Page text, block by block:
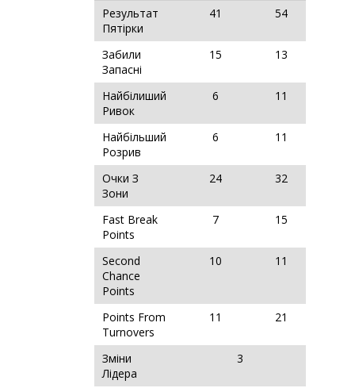
Результат
Пятірки
41 54
Забили
Запасні
15 13
Найбілиший
Ривок
6 11
Найбільший
Розрив
6 11
Очки З
Зони
24 32
Fast Break
Points
7 15
Second
Chance
Points
10 11
Points From
Turnovers
11 21
Зміни
Лідера
3